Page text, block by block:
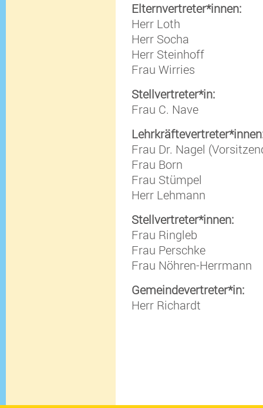
Elternvertreter*innen:
Herr Loth
Herr Socha
Herr Steinhoff
Frau Wirries
Stellvertreter*in:
Frau C. Nave
Frau Dr. Nagel
Frau Born
Frau Stümpel
Herr Lehmann
Stellvertreter*innen:
Frau Ringleb
Frau Perschke
Frau Nöhren-Herrmann
Gemeindevertreter*in:
Herr Richardt